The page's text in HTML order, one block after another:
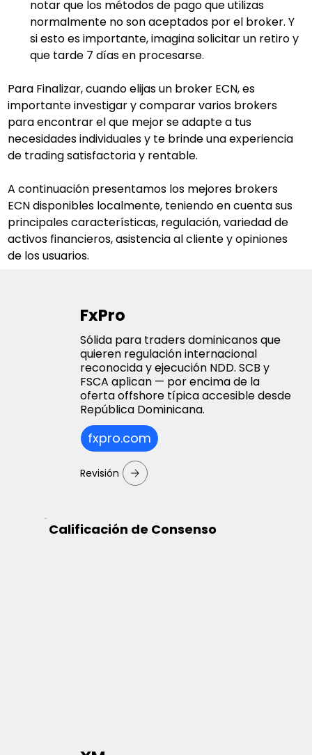
notar que los métodos de pago que utilizas
normalmente no son aceptados por el broker. Y
si esto es importante, imagina solicitar un retiro y
que tarde 7 días en procesarse.
Para Finalizar, cuando elijas un broker ECN, es
importante investigar y comparar varios brokers
para encontrar el que mejor se adapte a tus
necesidades individuales y te brinde una experiencia
de trading satisfactoria y rentable.
A continuación presentamos los mejores brokers
ECN disponibles localmente, teniendo en cuenta sus
principales características, regulación, variedad de
activos financieros, asistencia al cliente y opiniones
de los usuarios.
FxPro
Sólida para traders dominicanos que
quieren regulación internacional
reconocida y ejecución NDD. SCB y
FSCA aplican — por encima de la
oferta offshore típica accesible desde
República Dominicana.
fxpro.com
Revisión
Calificación de Consenso